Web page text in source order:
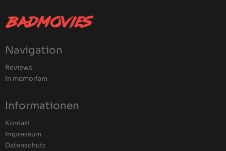
Navigation
Reviews
In memoriam
Informationen
Kontakt
Impressum
Datenschutz